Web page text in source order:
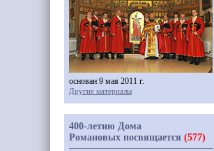
основан 9 мая 2011 г.
Другие материалы
400-летию Дома
Романовых посвящается (577)